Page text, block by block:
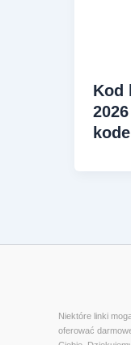
Kod
Niektóre linki
oferować